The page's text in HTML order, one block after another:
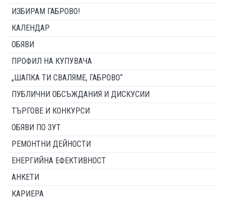
ИЗБИРАМ ГАБРОВО!
КАЛЕНДАР
ОБЯВИ
ПРОФИЛ НА КУПУВАЧА
„ШАПКА ТИ СВАЛЯМЕ, ГАБРОВО“
ПУБЛИЧНИ ОБСЪЖДАНИЯ И ДИСКУСИИ
ТЪРГОВЕ И КОНКУРСИ
ОБЯВИ ПО ЗУТ
РЕМОНТНИ ДЕЙНОСТИ
ЕНЕРГИЙНА ЕФЕКТИВНОСТ
АНКЕТИ
КАРИЕРА